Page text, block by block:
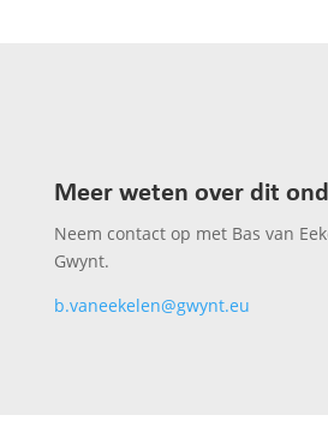
Meer weten over dit
Neem contact op met Bas van
Gwynt.
b.vaneekelen@gwynt.eu